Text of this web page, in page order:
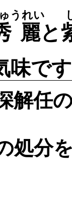
麗
うれい
と
味で
解任
処分